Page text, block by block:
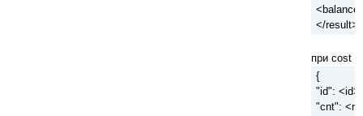
</result>
при cost
{
"id": <id>,
"cnt": <n>